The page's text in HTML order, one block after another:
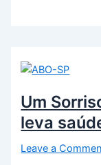
Um
leva
Leave a